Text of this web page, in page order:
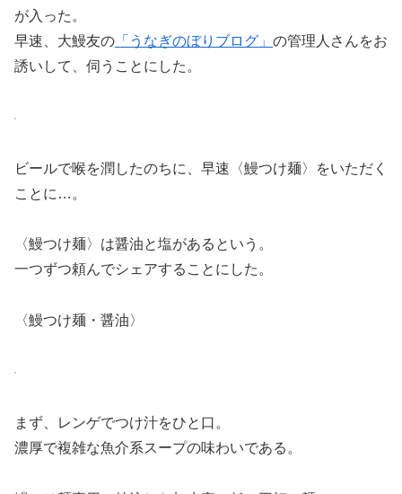
が入った。
早速、大鰻友の 「うなぎのぼりブログ」 の管理人さんをお
誘いして、伺うことにした。
ビールで喉を潤したのちに、早速〈鰻つけ麺〉をいただく
ことに…。
〈鰻つけ麺〉は醤油と塩があるという。
一つずつ頼んでシェアすることにした。
〈鰻つけ麺・醤油〉
まず、レンゲでつけ汁をひと口。
濃厚で複雑な魚介系スープの味わいである。